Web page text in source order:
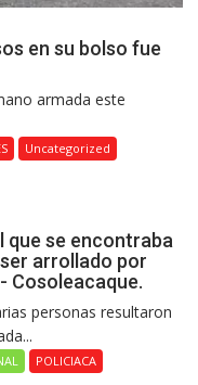
en su bolso fue
armada este
Uncategorized
que se encontraba
arrollado por
Cosoleacaque.
personas resultaron
POLICIACA